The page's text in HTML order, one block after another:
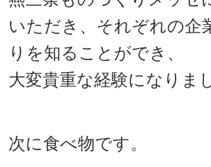
いただき、それぞれの企
りを知ることができ、
大変貴重な経験になりま
次に食べ物です。